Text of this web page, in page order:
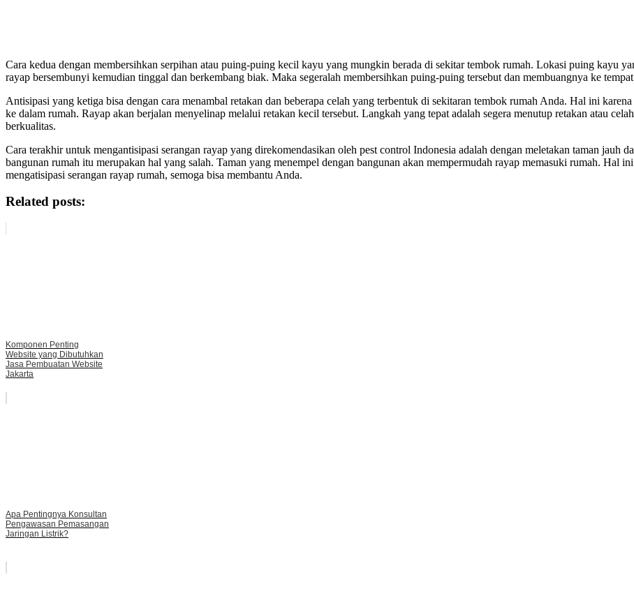
Cara kedua dengan membersihkan serpihan atau puing-puing kecil kayu yang mungkin berada di sekitar tembok rumah. Lokasi puing kayu
rayap bersembunyi kemudian tinggal dan berkembang biak. Maka segeralah membersihkan puing-puing tersebut dan membuangnya ke
Antisipasi yang ketiga bisa dengan cara menambal retakan dan beberapa celah yang terbentuk di sekitaran tembok rumah Anda. Hal ini
ke dalam rumah. Rayap akan berjalan menyelinap melalui retakan kecil tersebut. Langkah yang tepat adalah segera menutup retakan atau
berkualitas.
Cara terakhir untuk mengantisipasi serangan rayap yang direkomendasikan oleh pest control Indonesia adalah dengan meletakan taman jauh
bangunan rumah itu merupakan hal yang salah. Taman yang menempel dengan bangunan akan mempermudah rayap memasuki rumah. Hal
mengatisipasi serangan rayap rumah, semoga bisa membantu Anda.
Related posts:
Komponen Penting
Website yang Dibutuhkan
Jasa Pembuatan Website
Jakarta
Apa Pentingnya Konsultan
Pengawasan Pemasangan
Jaringan Listrik?